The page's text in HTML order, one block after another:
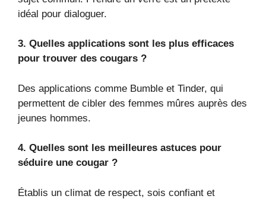
idéal pour dialoguer.
3. Quelles applications sont les plus efficaces
pour trouver des cougars ?
Des applications comme Bumble et Tinder, qui
permettent de cibler des femmes mûres auprès des
jeunes hommes.
4. Quelles sont les meilleures astuces pour
séduire une cougar ?
Établis un climat de respect, sois confiant et